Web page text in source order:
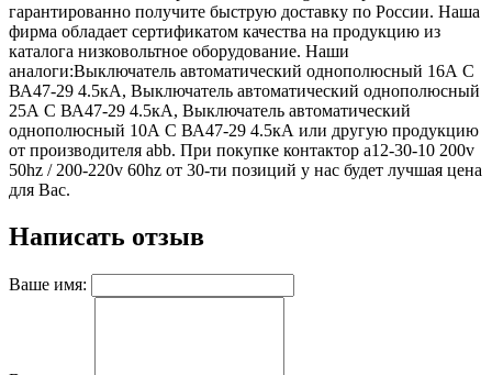
гарантированно получите быструю доставку по России. Наша
фирма обладает сертификатом качества на продукцию из
каталога низковольтное оборудование. Наши
аналоги:Выключатель автоматический однополюсный 16А C
ВА47-29 4.5кА, Выключатель автоматический однополюсный
25А C ВА47-29 4.5кА, Выключатель автоматический
однополюсный 10А C ВА47-29 4.5кА или другую продукцию
от производителя abb. При покупке контактор a12-30-10 200v
50hz / 200-220v 60hz от 30-ти позиций у нас будет лучшая цена
для Вас.
Написать отзыв
Ваше имя: